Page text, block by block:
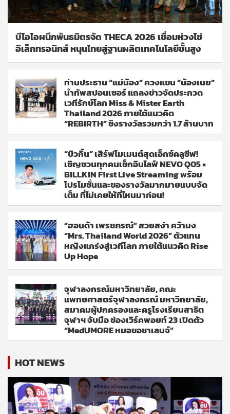
บีโอไอผนึกพันธมิตรจัด THECA 2026 เชื่อมห่วงโซ่
อิเล็กทรอนิกส์ หนุนไทยสู่ฐานผลิตเทคโนโลยีขั้นสูง
ท่านประธาน “แม่น้อง” ควงแขน “น้องเนย”
นำทัพสปอนเซอร์ แถลงข่าวจัดประกวด
เวทีรักษ์โลก Miss & Mister Earth
Thailand 2026 ภายใต้แนวคิด
“REBIRTH” ชิงรางวัลรวมกว่า 1.7 ล้านบาท
“บิวกิ้น” เสิร์ฟโมเมนต์สุดเอ็กซ์คลูซีฟ!
เชิญชวนทุกคนเช็กอินไลฟ์ NEVO Q05 ×
BILLKIN First Live Streaming พร้อม
โปรโมชั่นและของรางวัลมากมายแบบจัด
เต็ม ที่ไม่เคยให้ที่ไหนมาก่อน!
“ฮอนด้า เพรชภรณ์” สวยสง่า คว้ามง
“Mrs. Thailand World 2026” ตัวแทน
หญิงแกร่งสู่เวทีโลก ภายใต้แนวคิด Rise
Up Hope
จุฬาลงกรณ์มหาวิทยาลัย, คณะ
แพทยศาสตร์จุฬาลงกรณ์ มหาวิทยาลัย,
สมาคมผู้ปกครองและครูโรงเรียนสาธิต
จุฬาฯ จับมือ ช่องเวิร์คพอยท์ 23 เปิดตัว
“MedUMORE หมอขอชาเลนจ์”
HOT NEWS